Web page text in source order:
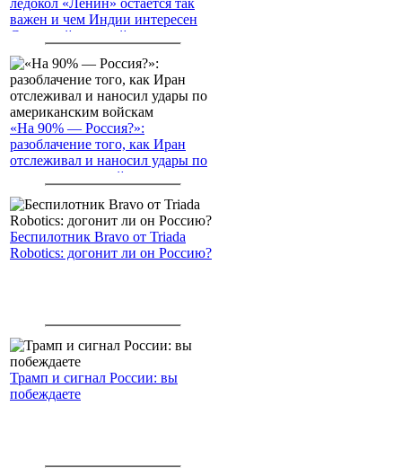
важен и чем Индии интересен
Северный морской путь
«На 90% — Россия?»:
разоблачение того, как Иран
отслеживал и наносил удары по
американским войскам
Беспилотник Bravo от Triada
Robotics: догонит ли он Россию?
Трамп и сигнал России: вы
побеждаете